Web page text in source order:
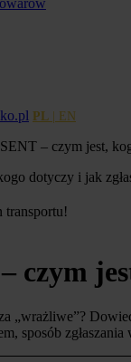
PL | EN
– czym jest,
transportu!
czym
„wrażliwe”?
sposób